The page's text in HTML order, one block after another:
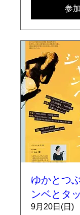
参
ゆかとつ
ンベとタ
9月20日(日)